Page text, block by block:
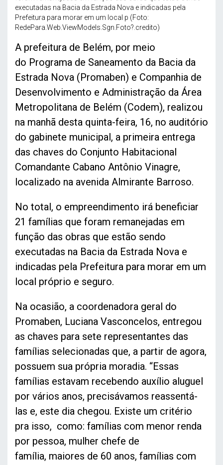
executadas na Bacia da Estrada Nova e indicadas pela
Prefeitura para morar em um local p (Foto:
RedePara.Web.ViewModels.Sgn.Foto?.credito)
A prefeitura de Belém, por meio
do Programa de Saneamento da Bacia da
Estrada Nova (Promaben) e Companhia de
Desenvolvimento e Administração da Área
Metropolitana de Belém (Codem), realizou
na manhã desta quinta-feira, 16, no auditório
do gabinete municipal, a primeira entrega
das chaves do Conjunto Habitacional
Comandante Cabano Antônio Vinagre,
localizado na avenida Almirante Barroso.
No total, o empreendimento irá beneficiar
21 famílias que foram remanejadas em
função das obras que estão sendo
executadas na Bacia da Estrada Nova e
indicadas pela Prefeitura para morar em um
local próprio e seguro.
Na ocasião, a coordenadora geral do
Promaben, Luciana Vasconcelos, entregou
as chaves para sete representantes das
famílias selecionadas que, a partir de agora,
possuem sua própria moradia. “Essas
famílias estavam recebendo auxílio aluguel
por vários anos, precisávamos reassentá-
las e, este dia chegou. Existe um critério
pra isso, como: famílias com menor renda
por pessoa, mulher chefe de
família, maiores de 60 anos, famílias com